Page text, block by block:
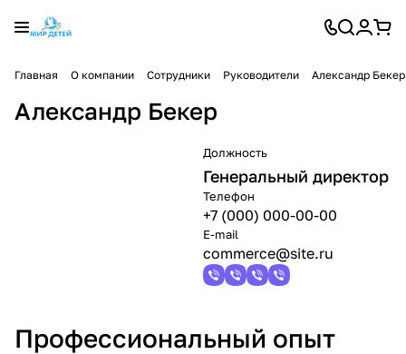
Главная О компании Сотрудники Руководители Александр Бекер
Александр Бекер
Должность
Генеральный директор
Телефон
+7 (000) 000-00-00
E-mail
commerce@site.ru
Профессиональный опыт